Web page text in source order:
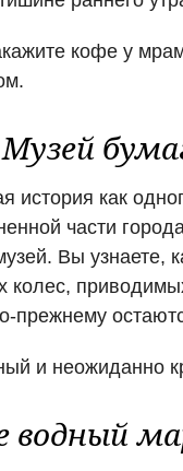
кофе у
история как
части
Вы узнаете,
колес,
прежнему
и неожиданно
водный